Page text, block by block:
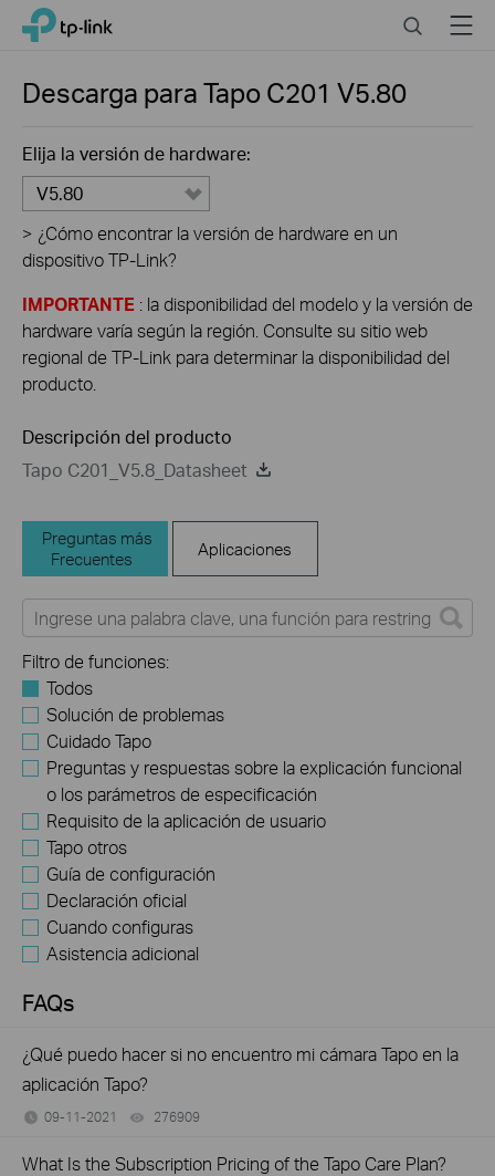
Click
navigation
TP-Link, Reliably Smart SearchMenu
Descarga paraTapo C201 V5.80
Elija la versión de hardware:
V5.80
> ¿Cómo encontrar la versión de hardware en un
dispositivo TP-Link?
IMPORTANTE : la disponibilidad del modelo y la versión de
hardware varía según la región. Consulte su sitio web
regional de TP-Link para determinar la disponibilidad del
producto.
Descripción del producto
Tapo C201_V5.8_Datasheet
Preguntas más
Frecuentes
Aplicaciones
Filtro de funciones:
Todos
Solución de problemas
Cuidado Tapo
Preguntas y respuestas sobre la explicación funcional
o los parámetros de especificación
Requisito de la aplicación de usuario
Tapo otros
Guía de configuración
Declaración oficial
Cuando configuras
Asistencia adicional
FAQs
¿Qué puedo hacer si no encuentro mi cámara Tapo en la
aplicación Tapo?
09-11-2021 276909
What Is the Subscription Pricing of the Tapo Care Plan?